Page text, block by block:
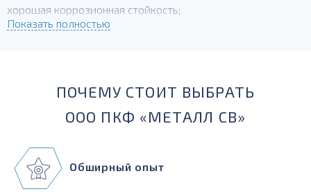
хорошая коррозионная стойкость;
сварочные характеристики хорошие;
Показать полностью
ПОЧЕМУ СТОИТ ВЫБРАТЬ
ООО ПКФ «МЕТАЛЛ СВ»
Обширный опыт